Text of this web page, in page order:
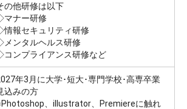
の他研修は以下
ナー研修
報セキュリティ研修
ンタルヘルス研修
ンプライアンス研修など
年3月に大学･短大･専門学校･高専卒業
込みの方
、illustrator、Premiereに触れ